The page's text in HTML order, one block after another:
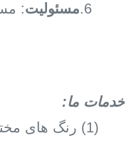
6. مسئولیت:
خدمات ما:
(1) رنگ های